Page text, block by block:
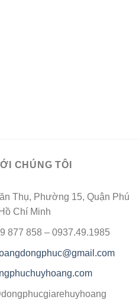
CHÚNG TÔI
Thụ, Phường 15, Quận Phú
Chí Minh
877 858 – 0937.49.1985